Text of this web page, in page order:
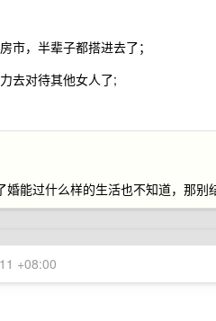
市，半辈子都搭进去了；
去对待其他女人了;
能过什么样的生活也不知道，那别结
+08:00